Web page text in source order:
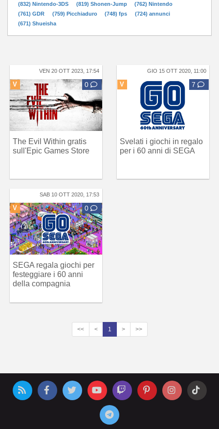
(832) Nintendo-3DS
(819) Shonen-Jump
(762) Nintendo
(761) GDR
(759) Picchiaduro (748) fps
(724) annunci
(671) Shueisha
VEN 20 OTT 2023, 17:54
V 0
The Evil Within gratis
sull'Epic Games Store
GIO 15 OTT 2020, 11:00
V 7
Svelati i giochi in regalo
per i 60 anni di SEGA
SAB 10 OTT 2020, 17:53
V 0
SEGA regala giochi per
festeggiare i 60 anni
della compagnia
<< < 1 > >>